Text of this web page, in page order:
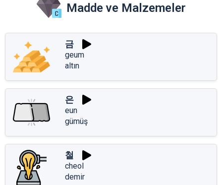
Madde ve Malzemeler
금
geum
altın
은
eun
gümüş
철
cheol
demir